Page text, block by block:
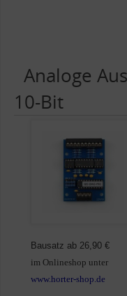
Analoge
10-Bit
Bausatz ab 26,90 €
im Onlineshop unter
www.horter-shop.de